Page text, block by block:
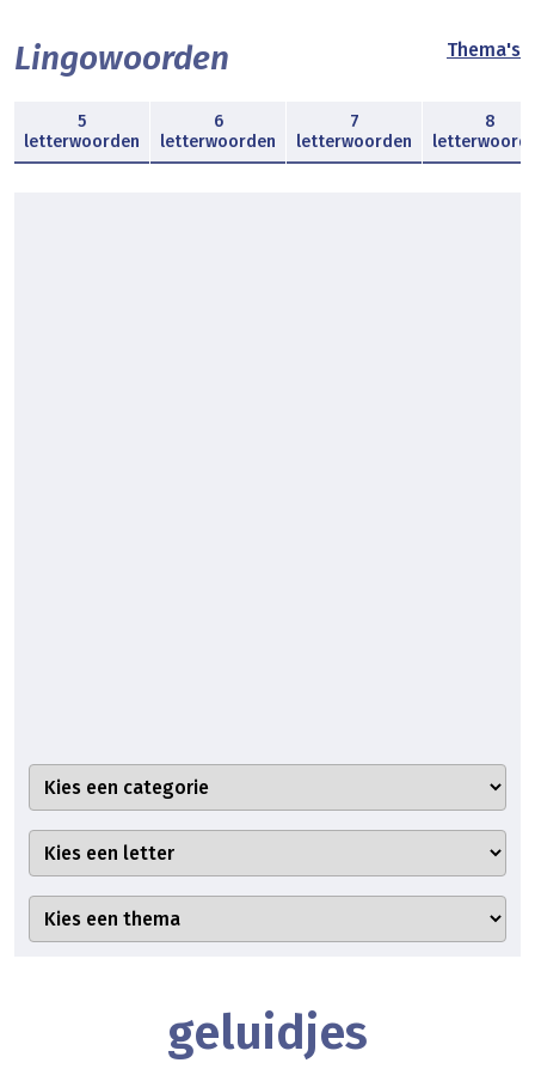
Lingowoorden Thema's
5
letterwoorden
6
letterwoorden
7
letterwoorden
8
geluidjes